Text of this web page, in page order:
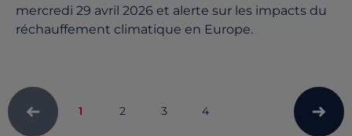
mercredi 29 avril 2026 et alerte sur les impacts du
réchauffement climatique en Europe.
1 2 3 4